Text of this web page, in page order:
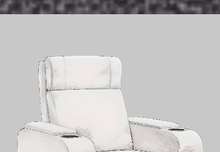
LE CONFORT EN APESANTEUR